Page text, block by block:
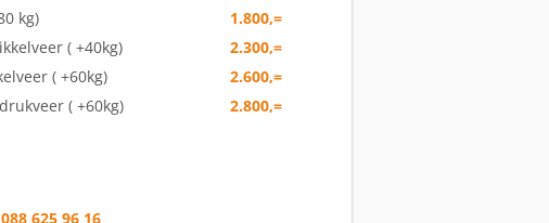
kg)
1.800,=
( +40kg)
2.300,=
( +60kg)
2.600,=
( +60kg) 2.800,=
088 625 96 16